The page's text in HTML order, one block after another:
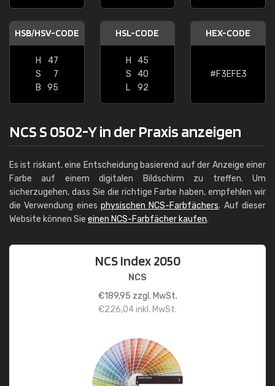
HSB/HSV-CODE
H
47
S
7
B
95
HSL-CODE
H
45
S
40
L
92
HEX-CODE
#F3EFE3
NCS S 0502-Y in der Praxis anzeigen
Es ist riskant, eine Entscheidung basierend auf der Anzeige einer
Farbe auf einem digitalen Bildschirm zu treffen. Um
sicherzugehen, dass Sie die richtige Farbe haben, empfehlen wir
die Verwendung eines physischen NCS-Farbfächers. Auf dieser
Website können Sie einen NCS-Farbfächer kaufen.
NCS Index 2050
NCS
€189,95 zzgl. MwSt.
€226,04inkl. MwSt.